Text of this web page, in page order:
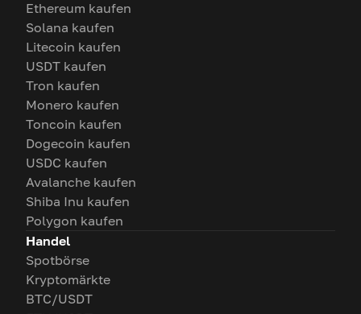
Ethereum kaufen
Solana kaufen
Litecoin kaufen
USDT kaufen
Tron kaufen
Monero kaufen
Toncoin kaufen
Dogecoin kaufen
USDC kaufen
Avalanche kaufen
Shiba Inu kaufen
Polygon kaufen
Handel
Spotbörse
Kryptomärkte
BTC/USDT